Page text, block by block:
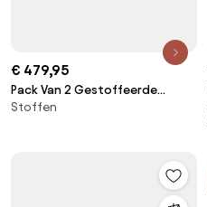
€ 479,95
Pack Van 2 Gestoffeerde
Fauteuils Fogler Chenille Crème
Stoffen